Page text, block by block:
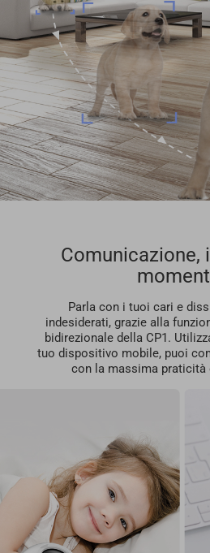
Comunicazione,
Parla con i tuoi cari e
indesiderati, grazie alla
bidirezionale della CP1.
tuo dispositivo mobile, puoi
con la massima praticità